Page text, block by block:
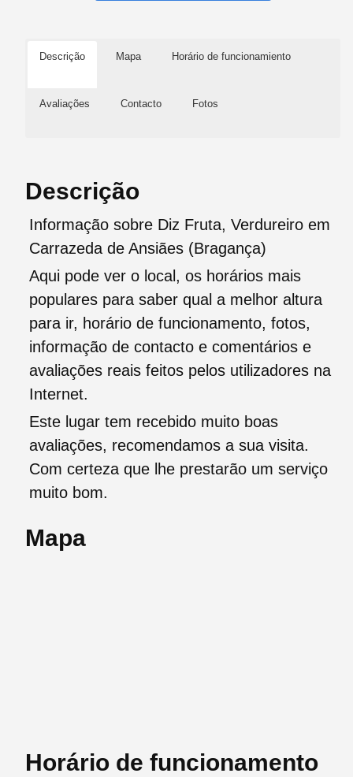
Descrição Mapa Horário de funcionamiento
Avaliações Contacto Fotos
Descrição
Informação sobre Diz Fruta, Verdureiro em
Carrazeda de Ansiães (Bragança)
Aqui pode ver o local, os horários mais
populares para saber qual a melhor altura
para ir, horário de funcionamento, fotos,
informação de contacto e comentários e
avaliações reais feitos pelos utilizadores na
Internet.
Este lugar tem recebido muito boas
avaliações, recomendamos a sua visita.
Com certeza que lhe prestarão um serviço
muito bom.
Mapa
Horário de funcionamento